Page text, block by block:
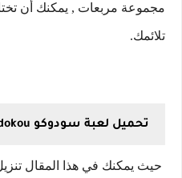
مجموعة مربعات , يمكنك أن
تلائمك.
تحميل لعبة سودوكو sudokou اخر اصدار
حيث يمكنك في هذا المقال